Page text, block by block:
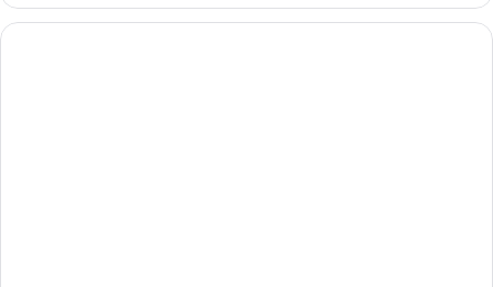
Vista
Mar